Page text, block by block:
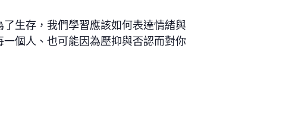
生存，我們學習應該如何表達情緒與
個人、也可能因為壓抑與否認而對你